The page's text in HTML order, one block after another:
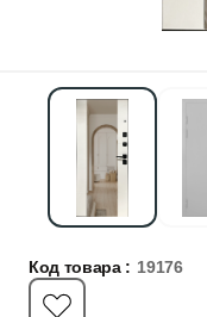
Код товара : 19176